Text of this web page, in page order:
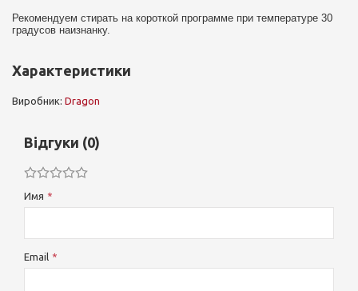
Рекомендуем стирать на короткой программе при температуре 30
градусов наизнанку.
Характеристики
Виробник: Dragon
Відгуки (0)
Имя
Email